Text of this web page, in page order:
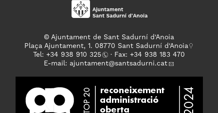
© Ajuntament de Sant Sadurní d'Anoia
Plaça Ajuntament, 1. 08770 Sant Sadurní d'Anoia
Tel: +34 938 910 325
· Fax: +34 938 183 470
E-mail: ajuntament@santsadurni.cat